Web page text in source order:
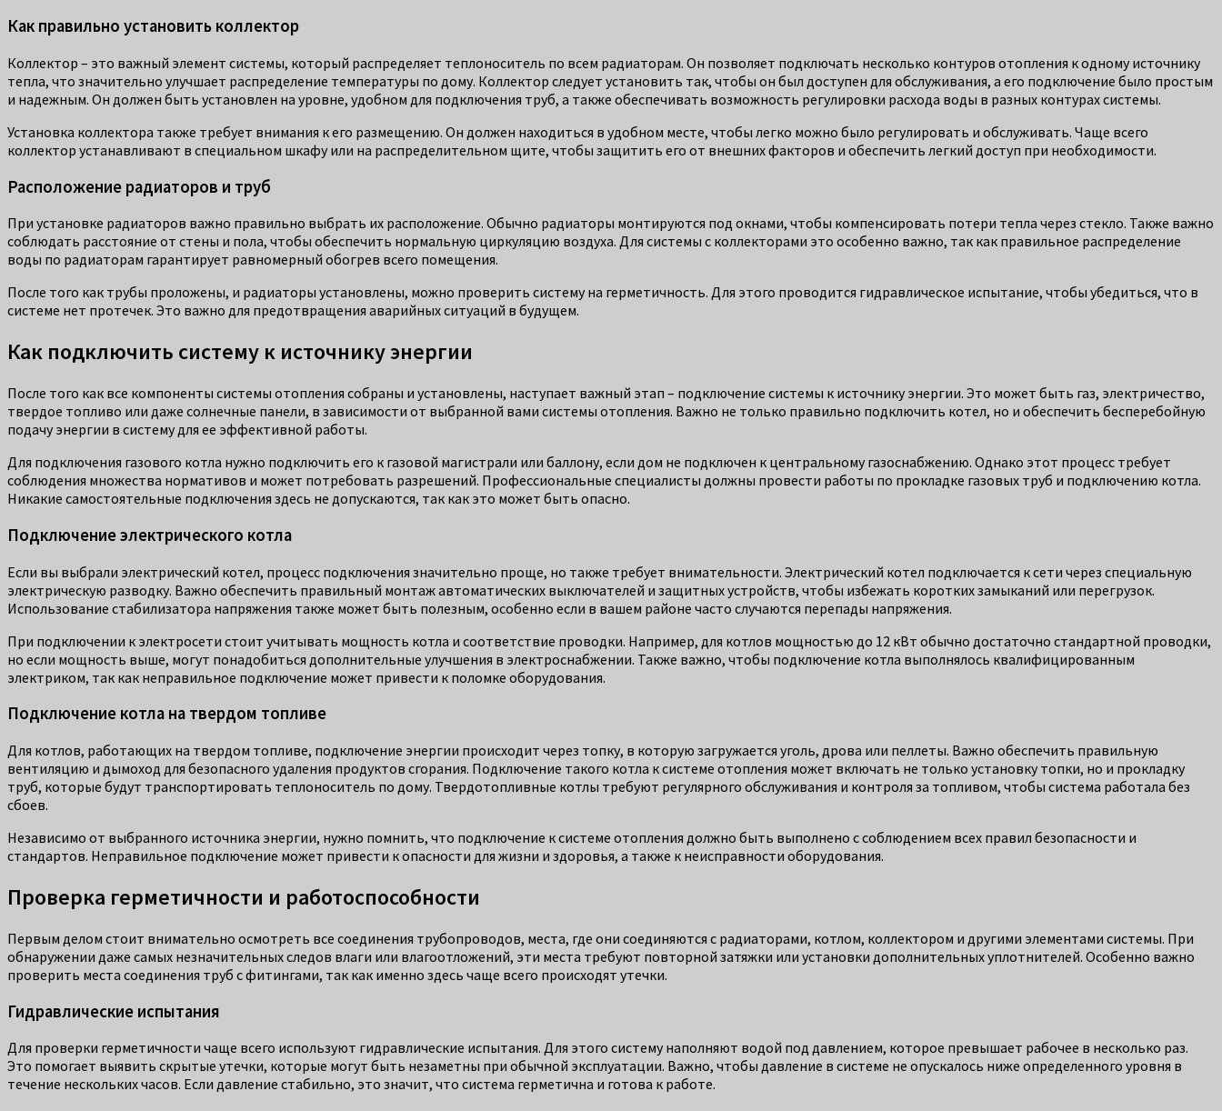
Как правильно установить коллектор
Коллектор – это важный элемент системы, который распределяет теплоноситель по всем радиаторам. Он позволяет подключать несколько контуров отопления к одному источнику
тепла, что значительно улучшает распределение температуры по дому. Коллектор следует установить так, чтобы он был доступен для обслуживания, а его подключение было простым
и надежным. Он должен быть установлен на уровне, удобном для подключения труб, а также обеспечивать возможность регулировки расхода воды в разных контурах системы.
Установка коллектора также требует внимания к его размещению. Он должен находиться в удобном месте, чтобы легко можно было регулировать и обслуживать. Чаще всего
коллектор устанавливают в специальном шкафу или на распределительном щите, чтобы защитить его от внешних факторов и обеспечить легкий доступ при необходимости.
Расположение радиаторов и труб
При установке радиаторов важно правильно выбрать их расположение. Обычно радиаторы монтируются под окнами, чтобы компенсировать потери тепла через стекло. Также важно
соблюдать расстояние от стены и пола, чтобы обеспечить нормальную циркуляцию воздуха. Для системы с коллекторами это особенно важно, так как правильное распределение
воды по радиаторам гарантирует равномерный обогрев всего помещения.
После того как трубы проложены, и радиаторы установлены, можно проверить систему на герметичность. Для этого проводится гидравлическое испытание, чтобы убедиться, что в
системе нет протечек. Это важно для предотвращения аварийных ситуаций в будущем.
Как подключить систему к источнику энергии
После того как все компоненты системы отопления собраны и установлены, наступает важный этап – подключение системы к источнику энергии. Это может быть газ, электричество,
твердое топливо или даже солнечные панели, в зависимости от выбранной вами системы отопления. Важно не только правильно подключить котел, но и обеспечить бесперебойную
подачу энергии в систему для ее эффективной работы.
Для подключения газового котла нужно подключить его к газовой магистрали или баллону, если дом не подключен к центральному газоснабжению. Однако этот процесс требует
соблюдения множества нормативов и может потребовать разрешений. Профессиональные специалисты должны провести работы по прокладке газовых труб и подключению котла.
Никакие самостоятельные подключения здесь не допускаются, так как это может быть опасно.
Подключение электрического котла
Если вы выбрали электрический котел, процесс подключения значительно проще, но также требует внимательности. Электрический котел подключается к сети через специальную
электрическую разводку. Важно обеспечить правильный монтаж автоматических выключателей и защитных устройств, чтобы избежать коротких замыканий или перегрузок.
Использование стабилизатора напряжения также может быть полезным, особенно если в вашем районе часто случаются перепады напряжения.
При подключении к электросети стоит учитывать мощность котла и соответствие проводки. Например, для котлов мощностью до 12 кВт обычно достаточно стандартной проводки,
но если мощность выше, могут понадобиться дополнительные улучшения в электроснабжении. Также важно, чтобы подключение котла выполнялось квалифицированным
электриком, так как неправильное подключение может привести к поломке оборудования.
Подключение котла на твердом топливе
Для котлов, работающих на твердом топливе, подключение энергии происходит через топку, в которую загружается уголь, дрова или пеллеты. Важно обеспечить правильную
вентиляцию и дымоход для безопасного удаления продуктов сгорания. Подключение такого котла к системе отопления может включать не только установку топки, но и прокладку
труб, которые будут транспортировать теплоноситель по дому. Твердотопливные котлы требуют регулярного обслуживания и контроля за топливом, чтобы система работала без
сбоев.
Независимо от выбранного источника энергии, нужно помнить, что подключение к системе отопления должно быть выполнено с соблюдением всех правил безопасности и
стандартов. Неправильное подключение может привести к опасности для жизни и здоровья, а также к неисправности оборудования.
Проверка герметичности и работоспособности
Первым делом стоит внимательно осмотреть все соединения трубопроводов, места, где они соединяются с радиаторами, котлом, коллектором и другими элементами системы. При
обнаружении даже самых незначительных следов влаги или влагоотложений, эти места требуют повторной затяжки или установки дополнительных уплотнителей. Особенно важно
проверить места соединения труб с фитингами, так как именно здесь чаще всего происходят утечки.
Гидравлические испытания
Для проверки герметичности чаще всего используют гидравлические испытания. Для этого систему наполняют водой под давлением, которое превышает рабочее в несколько раз.
Это помогает выявить скрытые утечки, которые могут быть незаметны при обычной эксплуатации. Важно, чтобы давление в системе не опускалось ниже определенного уровня в
течение нескольких часов. Если давление стабильно, это значит, что система герметична и готова к работе.